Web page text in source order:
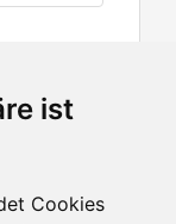
ist
Cookies